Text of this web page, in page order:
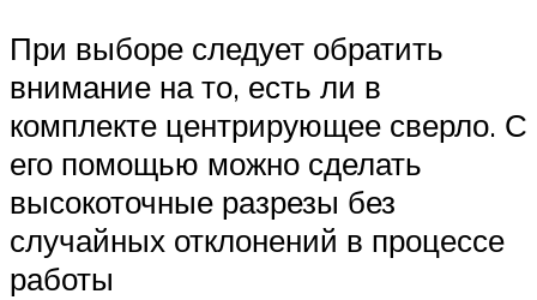
При выборе следует обратить
внимание на то, есть ли в
комплекте центрирующее сверло. С
его помощью можно сделать
высокоточные разрезы без
случайных отклонений в процессе
работы